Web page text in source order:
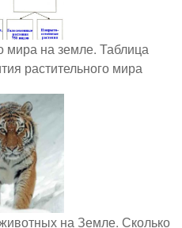
мира на земле. Таблица
растительного мира
на Земле. Сколько